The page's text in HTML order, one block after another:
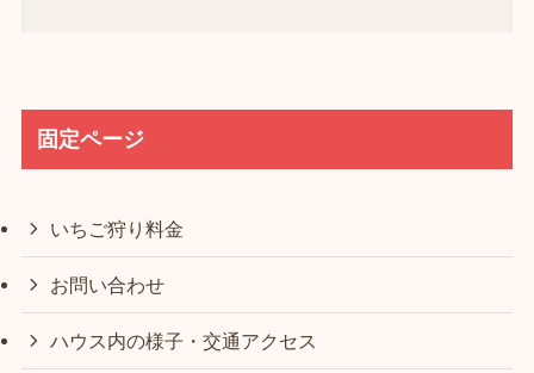
固定ページ
いちご狩り料金
お問い合わせ
ハウス内の様子・交通アクセス